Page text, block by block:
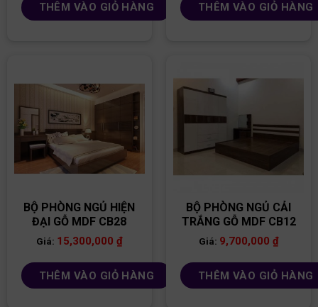
THÊM VÀO GIỎ HÀNG THÊM VÀO GIỎ HÀNG
BỘ PHÒNG NGỦ HIỆN
ĐẠI GỖ MDF CB28
Giá: 15,300,000 ₫
THÊM VÀO GIỎ HÀNG
BỘ PHÒNG NGỦ CẢI
TRẮNG GỖ MDF CB12
Giá: 9,700,000 ₫
THÊM VÀO GIỎ HÀNG